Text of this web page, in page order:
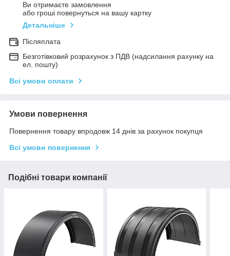
Ви отримаєте замовлення
або гроші повернуться на вашу картку
Детальніше
Післяплата
Безготівковий розрахунок з ПДВ (надсилання рахунку на
ел. пошту)
Всі умови оплати
Умови повернення
Повернення товару впродовж 14 днів за рахунок покупця
Всі умови повернення
Подібні товари компанії